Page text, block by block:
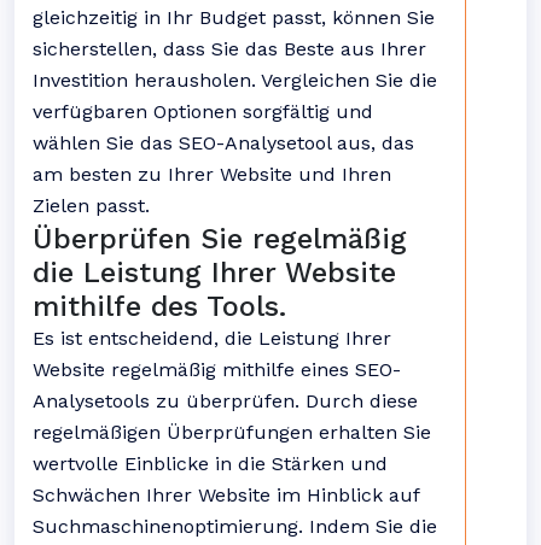
gleichzeitig in Ihr Budget passt, können Sie
sicherstellen, dass Sie das Beste aus Ihrer
Investition herausholen. Vergleichen Sie die
verfügbaren Optionen sorgfältig und
wählen Sie das SEO-Analysetool aus, das
am besten zu Ihrer Website und Ihren
Zielen passt.
Überprüfen Sie regelmäßig
die Leistung Ihrer Website
mithilfe des Tools.
Es ist entscheidend, die Leistung Ihrer
Website regelmäßig mithilfe eines SEO-
Analysetools zu überprüfen. Durch diese
regelmäßigen Überprüfungen erhalten Sie
wertvolle Einblicke in die Stärken und
Schwächen Ihrer Website im Hinblick auf
Suchmaschinenoptimierung. Indem Sie die